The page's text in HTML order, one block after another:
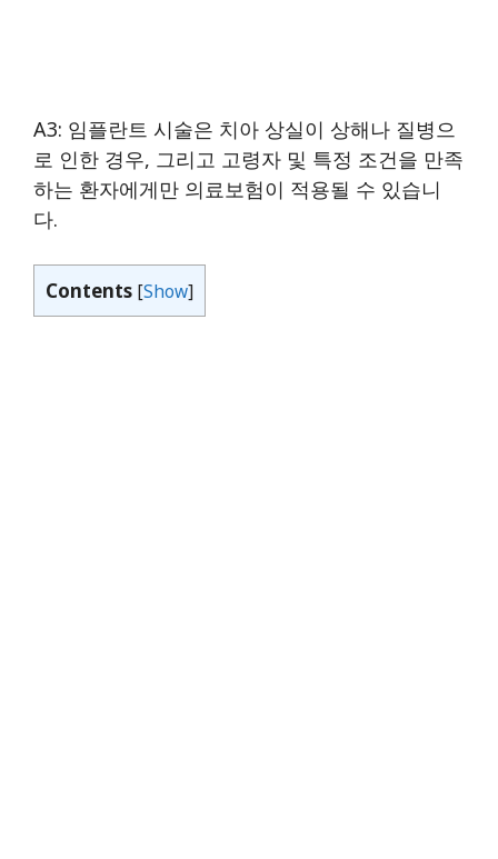
A3: 임플란트 시술은 치아 상실이 상해나 질병으
로 인한 경우, 그리고 고령자 및 특정 조건을 만족
하는 환자에게만 의료보험이 적용될 수 있습니
다.
Contents [Show]